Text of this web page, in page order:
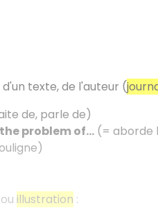
texte, de l'auteur (
de, parle de)
problem of...(= aborde
ou illustration :